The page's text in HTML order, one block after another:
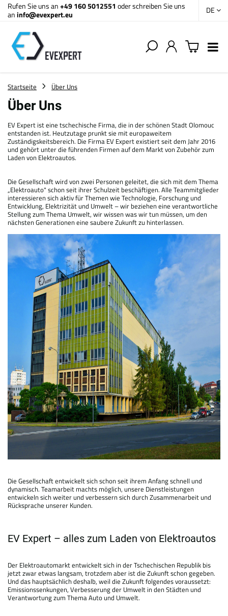
Rufen Sie uns an+49 160 5012551 oder schreiben Sie uns
aninfo@evexpert.eu DE
Startseite Über Uns
Über Uns
EV Expert ist eine tschechische Firma, die in der schönen Stadt Olomouc
entstanden ist. Heutzutage prunkt sie mit europaweitem
Zuständigskeitsbereich. Die Firma EV Expert existiert seit dem Jahr 2016
und gehört unter die führenden Firmen auf dem Markt von Zubehör zum
Laden von Elektroautos.
Die Gesellschaft wird von zwei Personen geleitet, die sich mit dem Thema
„Elektroauto" schon seit ihrer Schulzeit beschäftigen. Alle Teammitglieder
interessieren sich aktiv für Themen wie Technologie, Forschung und
Entwicklung, Elektrizität und Umwelt – wir beziehen eine verantwortliche
Stellung zum Thema Umwelt, wir wissen was wir tun müssen, um den
nächsten Generationen eine saubere Zukunft zu hinterlassen.
Die Gesellschaft entwickelt sich schon seit ihrem Anfang schnell und
dynamisch. Teamarbeit machts möglich, unsere Dienstleistungen
entwickeln sich weiter und verbessern sich durch Zusammenarbeit und
Rücksprache unserer Kunden.
EV Expert – alles zum Laden von Elektroautos
Der Elektroautomarkt entwickelt sich in der Tschechischen Republik bis
jetzt zwar etwas langsam, trotzdem aber ist die Zukunft schon gegeben.
Und das hauptsächlich deshalb, weil die Zukunft folgendes voraussetzt:
Emissionssenkungen, Verbesserung der Umwelt in den Städten und
Verantwortung zum Thema Auto und Umwelt.